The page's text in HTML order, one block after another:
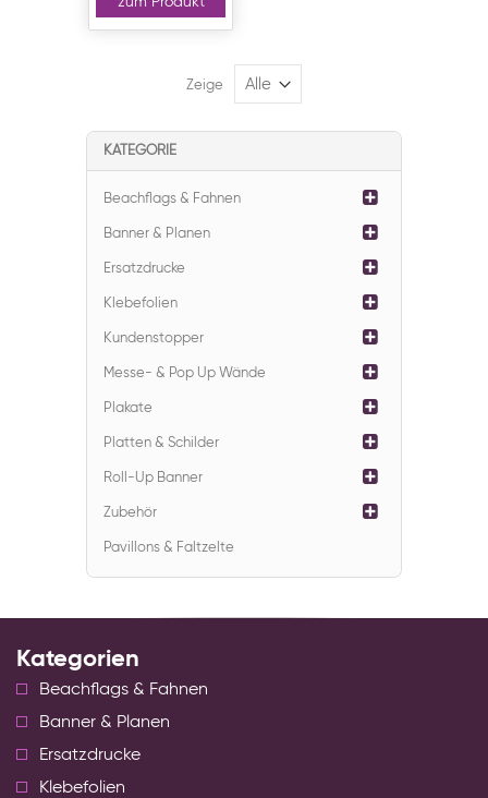
Zeige
KATEGORIE
Beachflags & Fahnen
Banner & Planen
Ersatzdrucke
Klebefolien
Kundenstopper
Messe- & Pop Up Wände
Plakate
Platten & Schilder
Roll-Up Banner
Zubehör
Pavillons & Faltzelte
Kategorien
Beachflags & Fahnen
Banner & Planen
Ersatzdrucke
Klebefolien